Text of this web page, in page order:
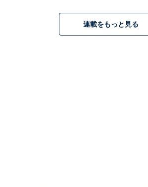
連載をもっと見る